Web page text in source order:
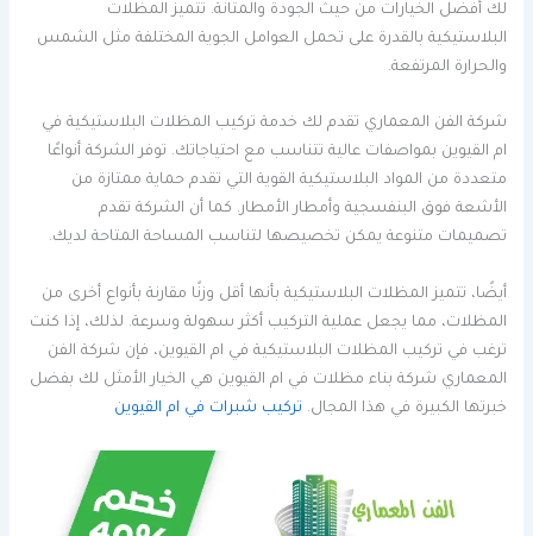
لك أفضل الخيارات من حيث الجودة والمتانة. تتميز المظلات
البلاستيكية بالقدرة على تحمل العوامل الجوية المختلفة مثل الشمس
والحرارة المرتفعة.
شركة الفن المعماري تقدم لك خدمة تركيب المظلات البلاستيكية في
ام القيوين بمواصفات عالية تتناسب مع احتياجاتك. توفر الشركة أنواعًا
متعددة من المواد البلاستيكية القوية التي تقدم حماية ممتازة من
الأشعة فوق البنفسجية وأمطار الأمطار. كما أن الشركة تقدم
تصميمات متنوعة يمكن تخصيصها لتناسب المساحة المتاحة لديك.
أيضًا، تتميز المظلات البلاستيكية بأنها أقل وزنًا مقارنة بأنواع أخرى من
المظلات، مما يجعل عملية التركيب أكثر سهولة وسرعة. لذلك، إذا كنت
ترغب في تركيب المظلات البلاستيكية في ام القيوين، فإن شركة الفن
المعماري شركة بناء مظلات في ام القيوين هي الخيار الأمثل لك بفضل
خبرتها الكبيرة في هذا المجال. تركيب شبرات في ام القيوين